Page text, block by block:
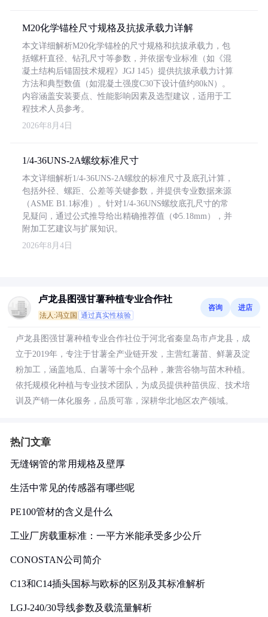
M20化学锚栓尺寸规格及抗拔承载力详解
本文详细解析M20化学锚栓的尺寸规格和抗拔承载力，包
括螺杆直径、钻孔尺寸等参数，并依据专业标准（如《混
凝土结构后锚固技术规程》JGJ 145）提供抗拔承载力计算
方法和典型数值（如混凝土强度C30下设计值约80kN）。
内容涵盖安装要点、性能影响因素及选型建议，适用于工
程技术人员参考。
2026年8月4日
1/4-36UNS-2A螺纹标准尺寸
本文详细解析1/4-36UNS-2A螺纹的标准尺寸及底孔计算，
包括外径、螺距、公差等关键参数，并提供专业数据来源
（ASME B1.1标准）。针对1/4-36UNS螺纹底孔尺寸的常
见疑问，通过公式推导给出精确推荐值（Φ5.18mm），并
附加工艺建议与扩展知识。
2026年8月4日
卢龙县图强甘薯种植专业合作社
法人:冯立国 通过真实性核验
咨询 进店
卢龙县图强甘薯种植专业合作社位于河北省秦皇岛市卢龙县，成
立于2019年，专注于甘薯全产业链开发，主营红薯苗、鲜薯及淀
粉加工，涵盖地瓜、白薯等十余个品种，兼营谷物与苗木种植。
依托规模化种植与专业技术团队，为成员提供种苗供应、技术培
训及产销一体化服务，品质可靠，深耕华北地区农产领域。
热门文章
无缝钢管的常用规格及壁厚
生活中常见的传感器有哪些呢
PE100管材的含义是什么
工业厂房载重标准：一平方米能承受多少公斤
CONOSTAN公司简介
C13和C14插头国标与欧标的区别及其标准解析
LGJ-240/30导线参数及载流量解析